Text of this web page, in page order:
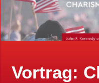
Vortrag: